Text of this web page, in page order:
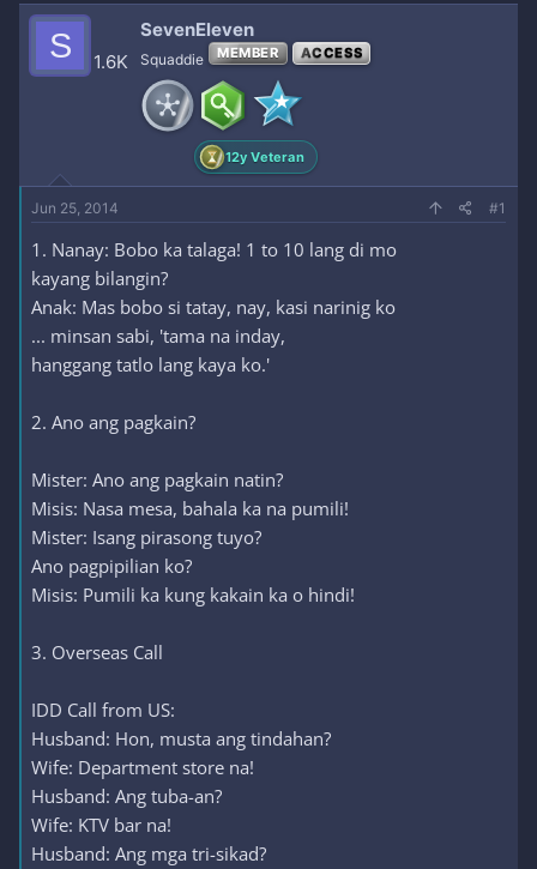
e
e
r
t
d
a
t
e
S 1.6K
SevenEleven
Squaddie MEMBER ACCESS
12y Veteran
Jun 25, 2014 #1
1. Nanay: Bobo ka talaga! 1 to 10 lang di mo
kayang bilangin?
Anak: Mas bobo si tatay, nay, kasi narinig ko
... minsan sabi, 'tama na inday,
hanggang tatlo lang kaya ko.'
2. Ano ang pagkain?
Mister: Ano ang pagkain natin?
Misis: Nasa mesa, bahala ka na pumili!
Mister: Isang pirasong tuyo?
Ano pagpipilian ko?
Misis: Pumili ka kung kakain ka o hindi!
3. Overseas Call
IDD Call from US:
Husband: Hon, musta ang tindahan?
Wife: Department store na!
Husband: Ang tuba-an?
Wife: KTV bar na!
Husband: Ang mga tri-sikad?